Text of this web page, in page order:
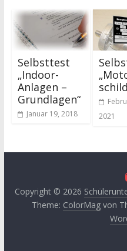
Selbsttest
„Indoor-
Anlagen –
Grundlagen“
Januar 19, 2018
2021
Copyright © 2026
Theme: ColorMagvon